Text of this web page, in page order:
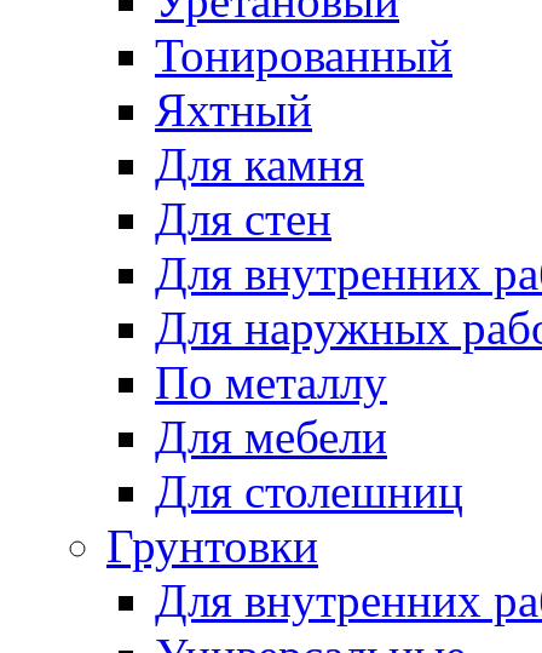
Тонированный
Яхтный
Для камня
Для стен
Для внутренних
Для наружных
По металлу
Для мебели
Для столешниц
Грунтовки
Для внутренних